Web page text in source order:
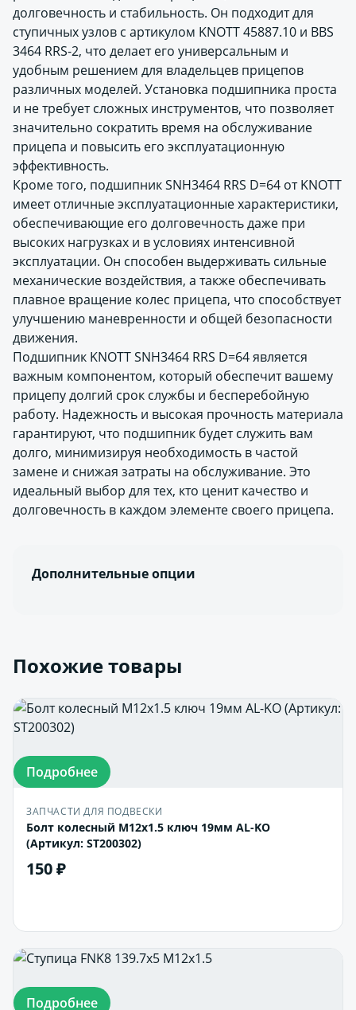
долговечность и стабильность. Он подходит для
ступичных узлов с артикулом KNOTT 45887.10 и BBS
3464 RRS-2, что делает его универсальным и
удобным решением для владельцев прицепов
различных моделей. Установка подшипника проста
и не требует сложных инструментов, что позволяет
значительно сократить время на обслуживание
прицепа и повысить его эксплуатационную
эффективность.
Кроме того, подшипник SNH3464 RRS D=64 от KNOTT
имеет отличные эксплуатационные характеристики,
обеспечивающие его долговечность даже при
высоких нагрузках и в условиях интенсивной
эксплуатации. Он способен выдерживать сильные
механические воздействия, а также обеспечивать
плавное вращение колес прицепа, что способствует
улучшению маневренности и общей безопасности
движения.
Подшипник KNOTT SNH3464 RRS D=64 является
важным компонентом, который обеспечит вашему
прицепу долгий срок службы и бесперебойную
работу. Надежность и высокая прочность материала
гарантируют, что подшипник будет служить вам
долго, минимизируя необходимость в частой
замене и снижая затраты на обслуживание. Это
идеальный выбор для тех, кто ценит качество и
долговечность в каждом элементе своего прицепа.
Дополнительные опции
Похожие товары
Подробнее
ЗАПЧАСТИ ДЛЯ ПОДВЕСКИ
Болт колесный M12x1.5 ключ 19мм AL-KO
(Артикул: ST200302)
150 ₽
Подробнее